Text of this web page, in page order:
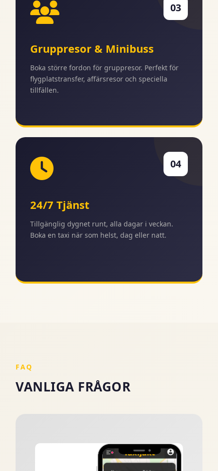
03
Gruppresor & Minibuss
Boka större fordon för gruppresor. Perfekt för
flygplatstransfer, affärsresor och speciella
tillfällen.
04
24/7 Tjänst
Tillgänglig dygnet runt, alla dagar i veckan.
Boka en taxi när som helst, dag eller natt.
FAQ
VANLIGA FRÅGOR